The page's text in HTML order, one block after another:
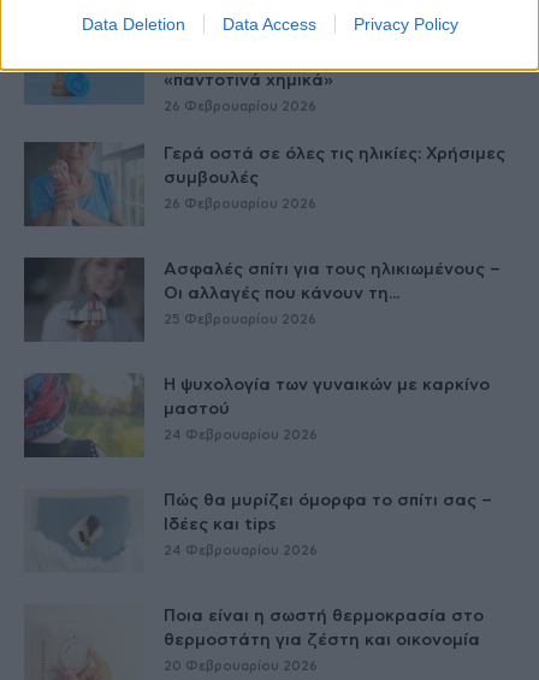
Data Deletion Data Access Privacy Policy
Ταχύτερη βιολογική γήρανση στους
«παντοτινά χημικά»
26 Φεβρουαρίου 2026
Γερά οστά σε όλες τις ηλικίες: Χρήσιμες
συμβουλές
26 Φεβρουαρίου 2026
Ασφαλές σπίτι για τους ηλικιωμένους –
Οι αλλαγές που κάνουν τη...
25 Φεβρουαρίου 2026
Η ψυχολογία των γυναικών με καρκίνο
μαστού
24 Φεβρουαρίου 2026
Πώς θα μυρίζει όμορφα το σπίτι σας –
Ιδέες και tips
24 Φεβρουαρίου 2026
Ποια είναι η σωστή θερμοκρασία στο
θερμοστάτη για ζέστη και οικονομία
20 Φεβρουαρίου 2026